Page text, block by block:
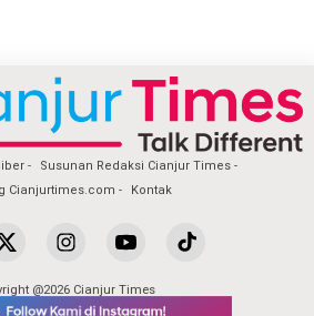
Susunan Redaksi Cianjur Times
Cianjurtimes.com
Kontak
@2026 Cianjur Times
All Rights Reserved